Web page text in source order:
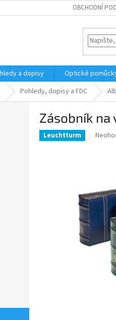
OBCHODNÍ
a dopisy Optické
Pohledy, dopisy a FDC
Zásobník na
Leuchtturm
5